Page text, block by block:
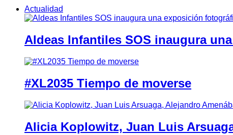
Actualidad
Aldeas Infantiles SOS inaugura
#XL2035 Tiempo de moverse
Alicia Koplowitz, Juan Luis